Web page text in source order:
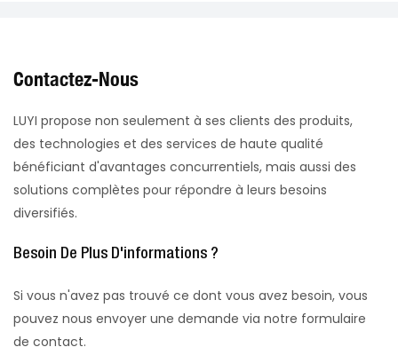
Contactez-Nous
LUYI propose non seulement à ses clients des produits,
des technologies et des services de haute qualité
bénéficiant d'avantages concurrentiels, mais aussi des
solutions complètes pour répondre à leurs besoins
diversifiés.
Besoin De Plus D'informations ?
Si vous n'avez pas trouvé ce dont vous avez besoin, vous
pouvez nous envoyer une demande via notre formulaire
de contact.